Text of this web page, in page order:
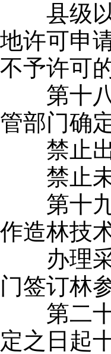
县级以
地许可申
不予许可
第十八
管部门确
禁止出
禁止未
第十九
作造林技
办理采
门签订林
第二十
定之日起